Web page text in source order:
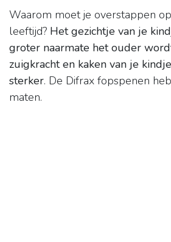
Waarom moet je overstappen
leeftijd? Het gezichtje van je
groter naarmate het ouder
zuigkracht en kaken van je
sterker. De Difrax fopspenen
maten.